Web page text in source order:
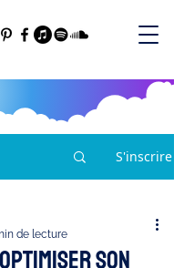
S'inscrire
son
de lecture